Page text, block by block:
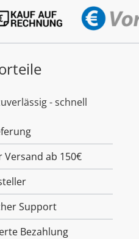
- schnell
Versand ab 150€
Support
Bezahlung